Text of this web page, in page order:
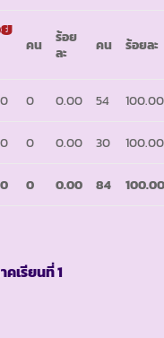
คน
ร้อย
ละ
คน ร้อยละ
0 0.00 54 100.00
0 0.00 30 100.00
0 0.00 84
คเรียนที่ 1